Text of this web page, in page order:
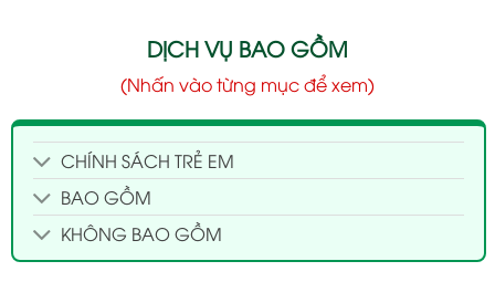
DỊCH VỤ BAO GỒM
(Nhấn vào từng mục để xem)
CHÍNH SÁCH TRẺ EM
BAO GỒM
KHÔNG BAO GỒM